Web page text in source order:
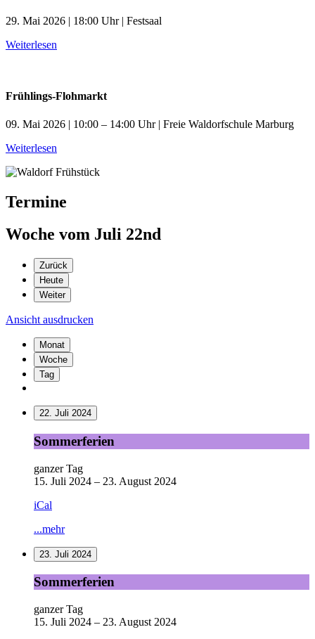
29. Mai 2026 | 18:00 Uhr | Festsaal
Weiterlesen
Frühlings-Flohmarkt
09. Mai 2026 | 10:00 – 14:00 Uhr | Freie Waldorfschule Marburg
Weiterlesen
Termine
Woche vom Juli 22nd
Zurück
Heute
Weiter
Ansicht ausdrucken
Monat
Woche
Tag
22. Juli 2024
Sommerferien
Sommerferien
ganzer Tag
15. Juli 2024 – 23. August 2024
iCal
...mehr
23. Juli 2024
Sommerferien
Sommerferien
ganzer Tag
15. Juli 2024 – 23. August 2024